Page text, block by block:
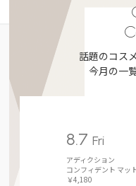
話題のコス
今月の一
8.7Fri
アディクション
コンフィデント マッ
￥4,180